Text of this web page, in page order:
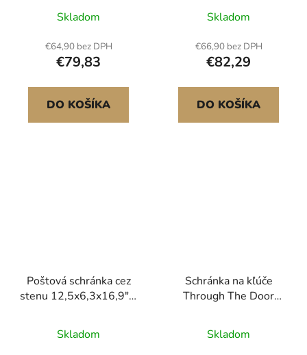
palca, oranžové
sklolaminátové tyče
Snehové tyče s
reflexnou páskou, 12"
oceľový vrták a
ochranné rukavice na
parkoviská, chodníky
Jednoduchá viditeľnosť
Skladom
€64,90 bez DPH
€79,83
DO KOŠÍKA
tmavosivá
Skladom
€66,90 bez DPH
€82,29
DO KOŠÍKA
Poštová schránka cez
stenu 12,5x6,3x16,9" s
čierna
Skladom
Schránka na kľúče
Through The Door
schránka so zámkom na
kľúče 1,8"12" čierna
Skladom